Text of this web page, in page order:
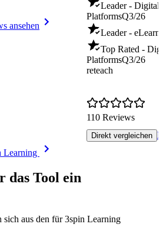
ansehen
Leader - Digital
PlatformsQ3/26
Leader -
Top Rated -
PlatformsQ3/26
reteach
110 Reviews
Direkt vergleichen
Learning
das Tool ein
sich aus den für 3spin Learning